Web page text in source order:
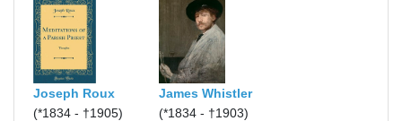
Joseph Roux
(*1834 - †1905)
James Whistler
(*1834 - †1903)